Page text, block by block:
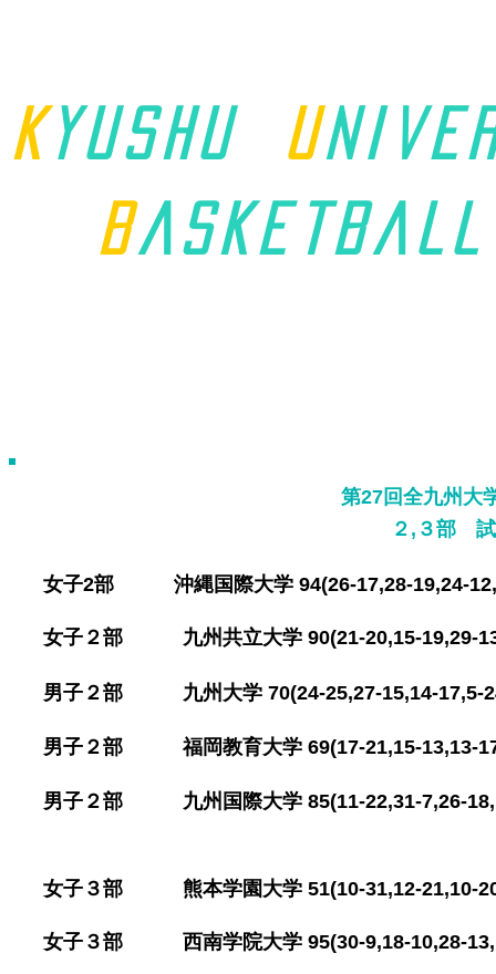
K yushu u
Basket ball
第27回全九州大
２,３部
​女子2部 沖縄国際大学 94(26-17,28-19,24-
女子２部 九州共立大学 90(21-20,15-19,29-
男子２部 九州大学 70(24-25,27-15,14-17,5-
男子２部 福岡教育大学 69(17-21,15-13,13-
男子２部 九州国際大学 85(11-22,31-7,26-
女子３部 熊本学園大学 51(10-31,12-21,10-
女子３部 西南学院大学 95(30-9,18-10,28-